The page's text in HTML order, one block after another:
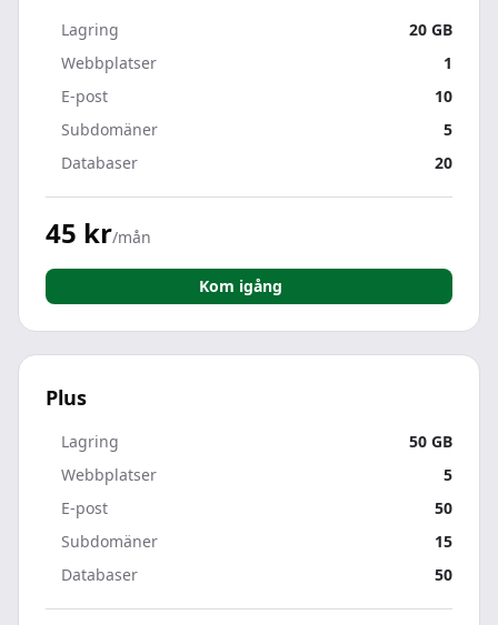
Lagring
20 GB
Webbplatser
1
E-post
10
Subdomäner
5
Databaser
20
45 kr/mån
Kom igång
Plus
Lagring
50 GB
Webbplatser
5
E-post
50
Subdomäner
15
Databaser
50